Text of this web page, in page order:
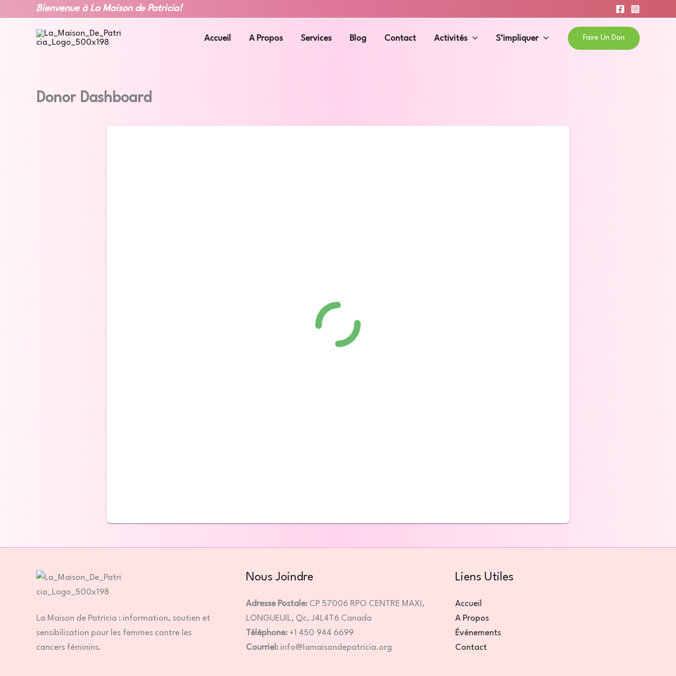
Bienvenue à La Maison de Patricia!
Accueil A Propos Services Blog Contact Activités S’impliquer Faire Un Don
Donor Dashboard
La Maison de Patricia : information, soutien et
sensibilisation pour les femmes contre les
cancers féminins.
Nous Joindre
Adresse Postale:CP 57006 RPO CENTRE MAXI,
LONGUEUIL, Qc, J4L4T6 Canada
Téléphone:+1 450 944 6699
Courriel: info@lamaisondepatricia.org
Liens Utiles
Accueil
A Propos
Événements
Contact